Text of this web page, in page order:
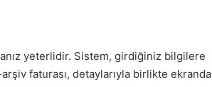
yeterlidir. Sistem, girdiğiniz bilgilere
faturası, detaylarıyla birlikte ekranda